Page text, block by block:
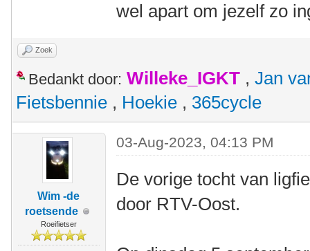
wel apart om jezelf zo
Zoek
Bedankt door: Willeke_IGKT , Jan
Fietsbennie , Hoekie , 365cycle
Wim -de
roetsende
Roeifietser
03-Aug-2023, 04:13 PM
De vorige tocht van
door RTV-Oost.